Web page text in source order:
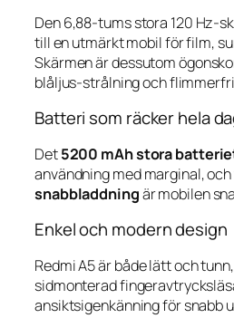
Den 6,88-tums stora 120 Hz-
till en utmärkt mobil för film,
Skärmen är dessutom
blåljus-strålning och
Batteri som räcker hela
Det5200 mAh stora
användning med marginal,
snabbladdningär mobilen
Enkel och modern design
Redmi A5 är både lätt och
sidmonterad
ansiktsigenkänning för snabb